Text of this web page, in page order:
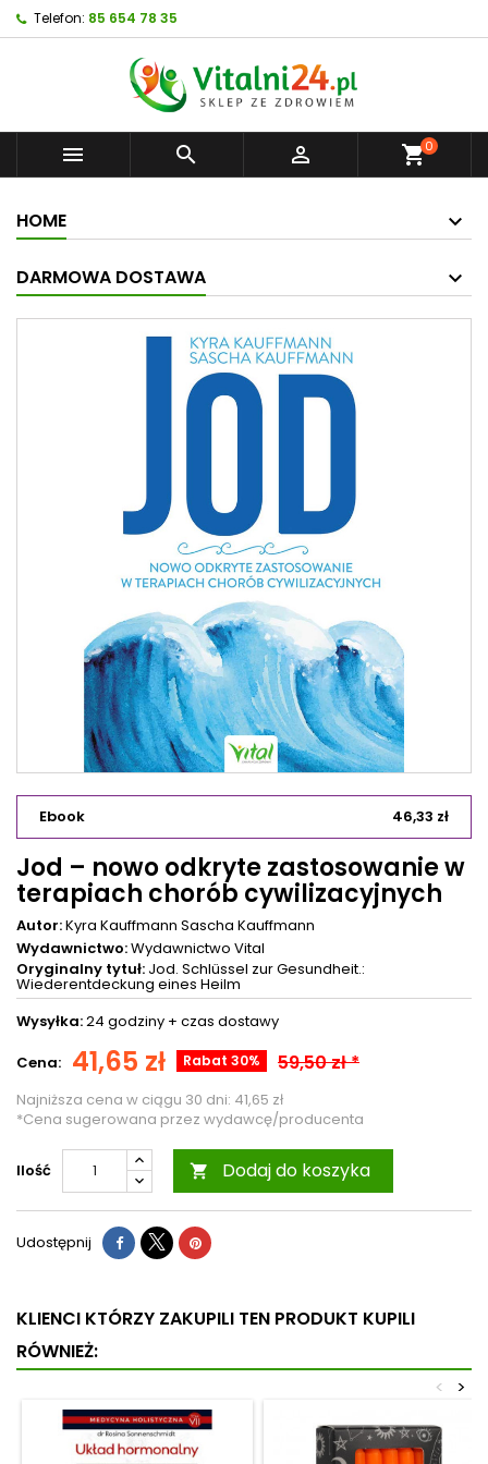
Telefon: 85 654 78 35
   shopping_cart0
HOME
DARMOWA DOSTAWA
Ebook 46,33 zł
Jod – nowo odkryte zastosowanie w
terapiach chorób cywilizacyjnych
Autor:Kyra Kauffmann Sascha Kauffmann
Wydawnictwo:Wydawnictwo Vital
Oryginalny tytuł: Jod. Schlüssel zur Gesundheit.:
Wiederentdeckung eines Heilm
Wysyłka:24 godziny + czas dostawy
Cena: 41,65 zł Rabat 30% 59,50 zł *
Najniższa cena w ciągu 30 dni: 41,65 zł
*Cena sugerowana przez wydawcę/producenta
Ilość  Dodaj do koszyka
Udostępnij
KLIENCI KTÓRZY ZAKUPILI TEN PRODUKT KUPILI
RÓWNIEŻ:
>
<